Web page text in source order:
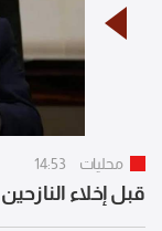
محليات 14:53
قبل إخلاء